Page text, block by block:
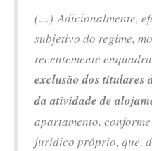
(…) Adicionalmente,
subjetivo do regime,
recentemente
exclusão dos titulares
da atividade de
apartamento,
jurídico próprio, que,